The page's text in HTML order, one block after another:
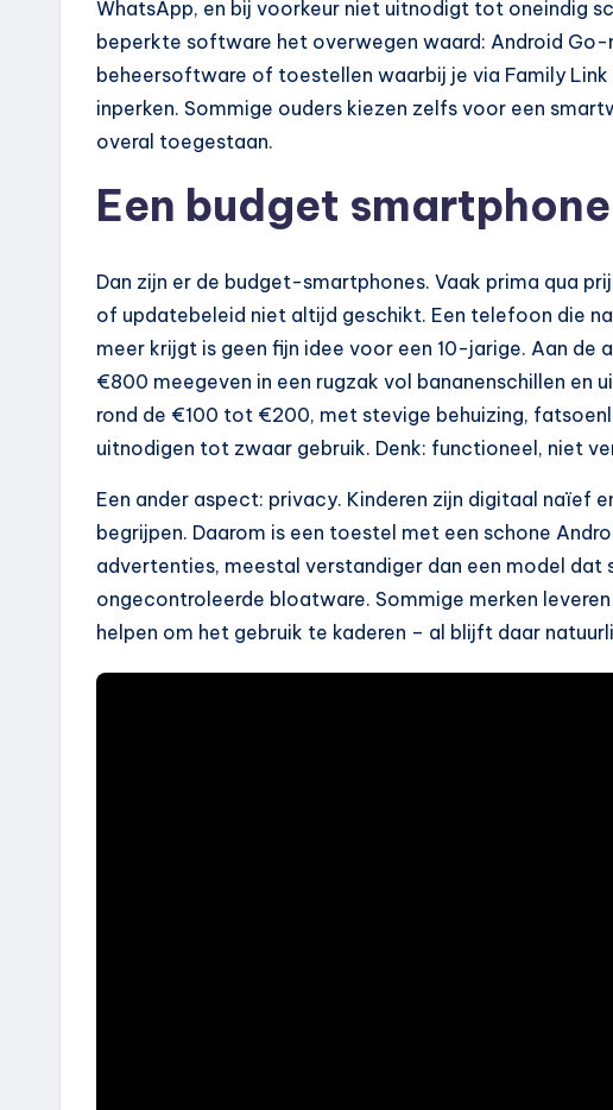
WhatsApp, en bij voorkeur niet uitnodigt tot oneindig
beperkte software het overwegen waard: Android
beheersoftware of toestellen waarbij je via Family
inperken. Sommige ouders kiezen zelfs voor een
overal toegestaan.
Een budget
Dan zijn er de budget-smartphones. Vaak prima qua
of updatebeleid niet altijd geschikt. Een telefoon die
meer krijgt is geen fijn idee voor een 10-jarige. Aan de
€800 meegeven in een rugzak vol bananenschillen en
rond de €100 tot €200, met stevige behuizing,
uitnodigen tot zwaar gebruik. Denk: functioneel, niet
Een ander aspect: privacy. Kinderen zijn digitaal naïef
begrijpen. Daarom is een toestel met een schone
advertenties, meestal verstandiger dan een model
ongecontroleerde bloatware. Sommige merken
helpen om het gebruik te kaderen – al blijft daar